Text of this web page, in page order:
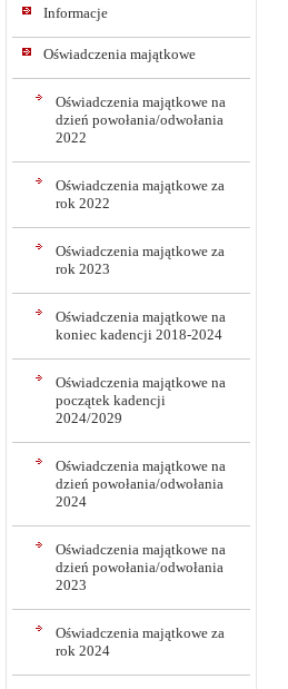
Informacje
Oświadczenia majątkowe
Oświadczenia majątkowe na
dzień powołania/odwołania
2022
Oświadczenia majątkowe za
rok 2022
Oświadczenia majątkowe za
rok 2023
Oświadczenia majątkowe na
koniec kadencji 2018-2024
Oświadczenia majątkowe na
początek kadencji
2024/2029
Oświadczenia majątkowe na
dzień powołania/odwołania
2024
Oświadczenia majątkowe na
dzień powołania/odwołania
2023
Oświadczenia majątkowe za
rok 2024